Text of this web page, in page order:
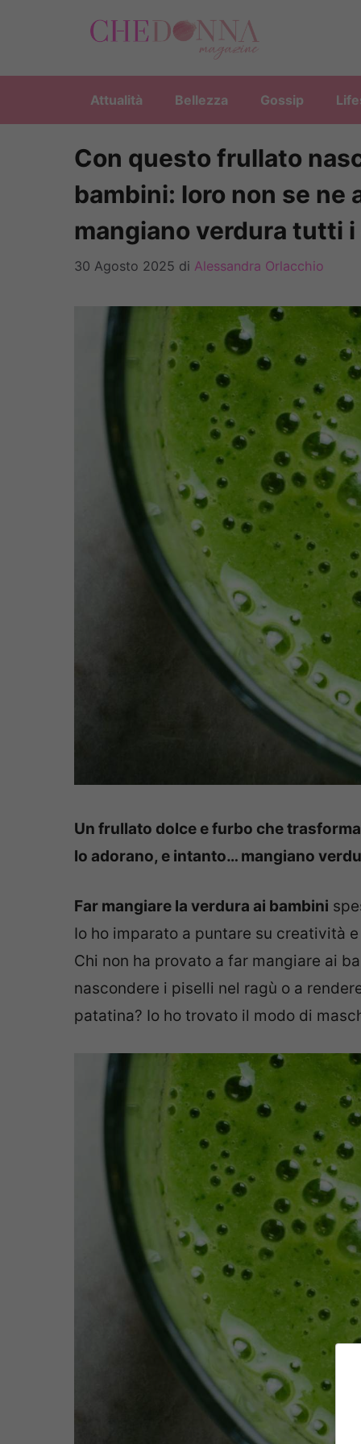
Attualità Bellezza Gossip
Con questo frullato
bambini: loro non se ne
mangiano verdura tutti
30 Agosto 2025 di Alessandra Orlacchio
Un frullato dolce e furbo che
lo adorano, e intanto… mangiano
Far mangiare la verdura ai bambini
Io ho imparato a puntare su creatività
Chi non ha provato a far mangiare ai
nascondere i piselli nel ragù o a
patatina? Io ho trovato il modo di